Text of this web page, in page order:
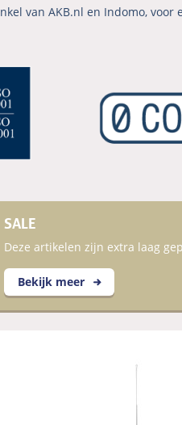
van AKB.nl en Indomo, voor
SALE
Deze artikelen zijn extra laag
Bekijk meer